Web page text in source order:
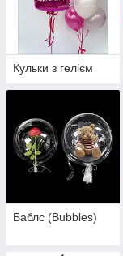
Кульки з гелієм
Баблс (Bubbles)